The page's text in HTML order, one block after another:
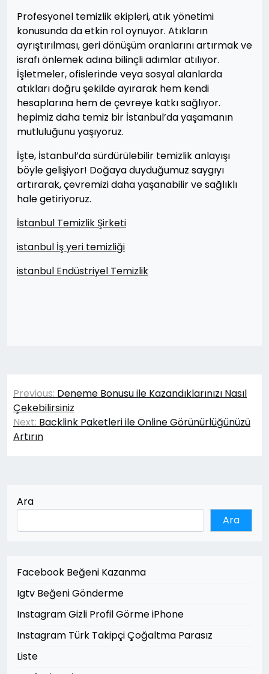
Profesyonel temizlik ekipleri, atık yönetimi
konusunda da etkin rol oynuyor. Atıkların
ayrıştırılması, geri dönüşüm oranlarını artırmak ve
israfı önlemek adına bilinçli adımlar atılıyor.
İşletmeler, ofislerinde veya sosyal alanlarda
atıkları doğru şekilde ayırarak hem kendi
hesaplarına hem de çevreye katkı sağlıyor.
hepimiz daha temiz bir İstanbul’da yaşamanın
mutluluğunu yaşıyoruz.
İşte, İstanbul’da sürdürülebilir temizlik anlayışı
böyle gelişiyor! Doğaya duyduğumuz saygıyı
artırarak, çevremizi daha yaşanabilir ve sağlıklı
hale getiriyoruz.
İstanbul Temizlik Şirketi
istanbul İş yeri temizliği
istanbul Endüstriyel Temizlik
Yazı
gezinmesi
Previous: Deneme Bonusu ile Kazandıklarınızı Nasıl
Çekebilirsiniz
Next: Backlink Paketleri ile Online Görünürlüğünüzü
Artırın
Ara
Ara
Facebook Beğeni Kazanma
Igtv Beğeni Gönderme
Instagram Gizli Profil Görme iPhone
Instagram Türk Takipçi Çoğaltma Parasız
Liste